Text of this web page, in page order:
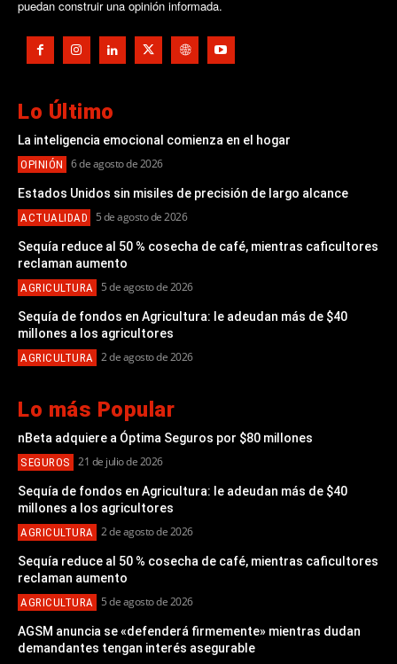
puedan construir una opinión informada.
Lo Último
La inteligencia emocional comienza en el hogar
OPINIÓN 6 de agosto de 2026
Estados Unidos sin misiles de precisión de largo alcance
ACTUALIDAD 5 de agosto de 2026
Sequía reduce al 50 % cosecha de café, mientras caficultores
reclaman aumento
AGRICULTURA 5 de agosto de 2026
Sequía de fondos en Agricultura: le adeudan más de $40
millones a los agricultores
AGRICULTURA 2 de agosto de 2026
Lo más Popular
nBeta adquiere a Óptima Seguros por $80 millones
SEGUROS 21 de julio de 2026
Sequía de fondos en Agricultura: le adeudan más de $40
millones a los agricultores
AGRICULTURA 2 de agosto de 2026
Sequía reduce al 50 % cosecha de café, mientras caficultores
reclaman aumento
AGRICULTURA 5 de agosto de 2026
AGSM anuncia se «defenderá firmemente» mientras dudan
demandantes tengan interés asegurable